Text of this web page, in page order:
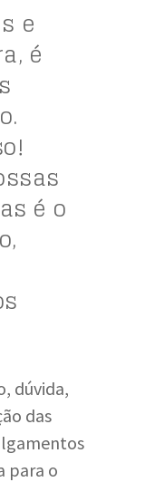
e
é
é o
dúvida,
das
para o